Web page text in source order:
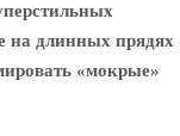
на длинных прядях
«мокрые»